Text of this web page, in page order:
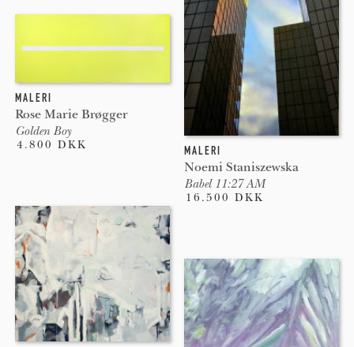
MALERI
Rose Marie Brøgger
Golden Boy
4.800 DKK MALERI
Noemi Staniszewska
Babel 11:27 AM
16.500 DKK